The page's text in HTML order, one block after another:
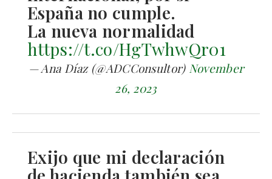
España no cumple.
La nueva normalidad
https://t.co/HgTwhwQr01
— Ana Díaz (@ADCConsultor) November
26, 2023
Exijo que mi declaración